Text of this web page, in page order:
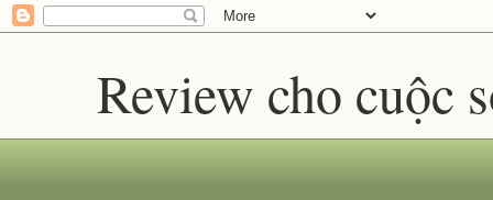
Review cho cuộc